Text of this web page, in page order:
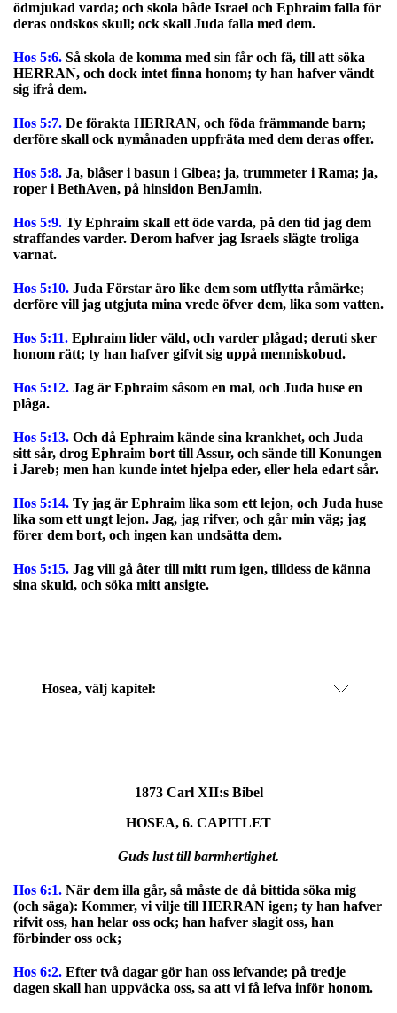
ödmjukad varda; och skola både Israel och Ephraim falla för
deras ondskos skull; ock skall Juda falla med dem.
Hos 5:6. Så skola de komma med sin får och fä, till att söka
HERRAN, och dock intet finna honom; ty han hafver vändt
sig ifrå dem.
Hos 5:7. De förakta HERRAN, och föda främmande barn;
derföre skall ock nymånaden uppfräta med dem deras offer.
Hos 5:8. Ja, blåser i basun i Gibea; ja, trummeter i Rama; ja,
roper i BethAven, på hinsidon BenJamin.
Hos 5:9. Ty Ephraim skall ett öde varda, på den tid jag dem
straffandes varder. Derom hafver jag Israels slägte troliga
varnat.
Hos 5:10. Juda Förstar äro like dem som utflytta råmärke;
derföre vill jag utgjuta mina vrede öfver dem, lika som vatten.
Hos 5:11. Ephraim lider väld, och varder plågad; deruti sker
honom rätt; ty han hafver gifvit sig uppå menniskobud.
Hos 5:12. Jag är Ephraim såsom en mal, och Juda huse en
plåga.
Hos 5:13. Och då Ephraim kände sina krankhet, och Juda
sitt sår, drog Ephraim bort till Assur, och sände till Konungen
i Jareb; men han kunde intet hjelpa eder, eller hela edart sår.
Hos 5:14. Ty jag är Ephraim lika som ett lejon, och Juda huse
lika som ett ungt lejon. Jag, jag rifver, och går min väg; jag
förer dem bort, och ingen kan undsätta dem.
Hos 5:15. Jag vill gå åter till mitt rum igen, tilldess de känna
sina skuld, och söka mitt ansigte.
Hosea, välj kapitel:
1873 Carl XII:s Bibel
HOSEA, 6. CAPITLET
Guds lust till barmhertighet.
Hos 6:1. När dem illa går, så måste de då bittida söka mig
(och säga): Kommer, vi vilje till HERRAN igen; ty han hafver
rifvit oss, han helar oss ock; han hafver slagit oss, han
förbinder oss ock;
Hos 6:2. Efter två dagar gör han oss lefvande; på tredje
dagen skall han uppväcka oss, sa att vi få lefva inför honom.